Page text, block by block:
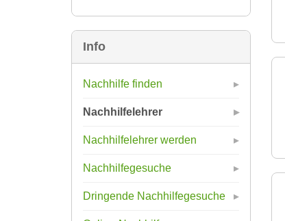
Info
Nachhilfe finden
Nachhilfelehrer
Nachhilfelehrer werden
Nachhilfegesuche
Dringende Nachhilfegesuche